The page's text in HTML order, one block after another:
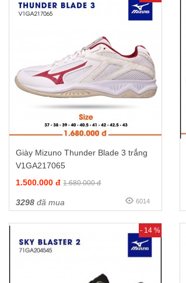
Giày Mizuno Thunder Blade 3 trắng
V1GA217065
1.500.000 đ 1.680.000 đ
3298 đã mua 6014
- 14 %